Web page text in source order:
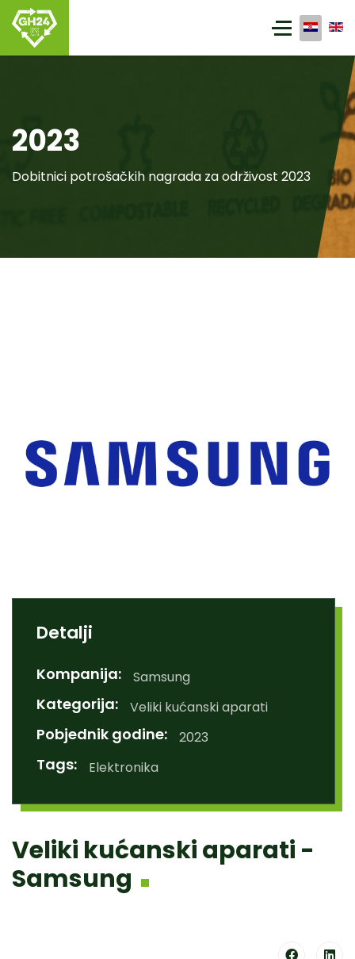
2023
Dobitnici potrošačkih nagrada za održivost 2023
Detalji
Kompanija: Samsung
Kategorija: Veliki kućanski aparati
Pobjednik godine: 2023
Tags: Elektronika
Veliki kućanski aparati -
Samsung